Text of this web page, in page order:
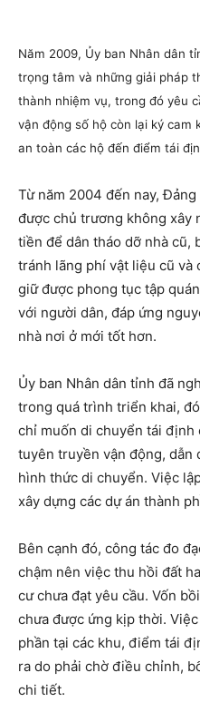
Năm 2009, Ủy ban Nhân dân
trọng tâm và những giải pháp
thành nhiệm vụ, trong đó yêu
vận động số hộ còn lại ký cam
an toàn các hộ đến điểm tái
Từ năm 2004 đến nay,
được chủ trương không xây
tiền để dân tháo dỡ nhà cũ,
tránh lãng phí vật liệu cũ và
giữ được phong tục tập
với người dân, đáp ứng
nhà nơi ở mới tốt hơn.
Ủy ban Nhân dân tỉnh đã
trong quá trình triển khai,
chỉ muốn di chuyển tái
tuyên truyền vận động, dẫn
hình thức di chuyển. Việc
xây dựng các dự án thành
Bên cạnh đó, công tác đo
chậm nên việc thu hồi đất
cư chưa đạt yêu cầu. Vốn
chưa được ứng kịp thời.
phần tại các khu, điểm tái
ra do phải chờ điều chỉnh,
chi tiết.